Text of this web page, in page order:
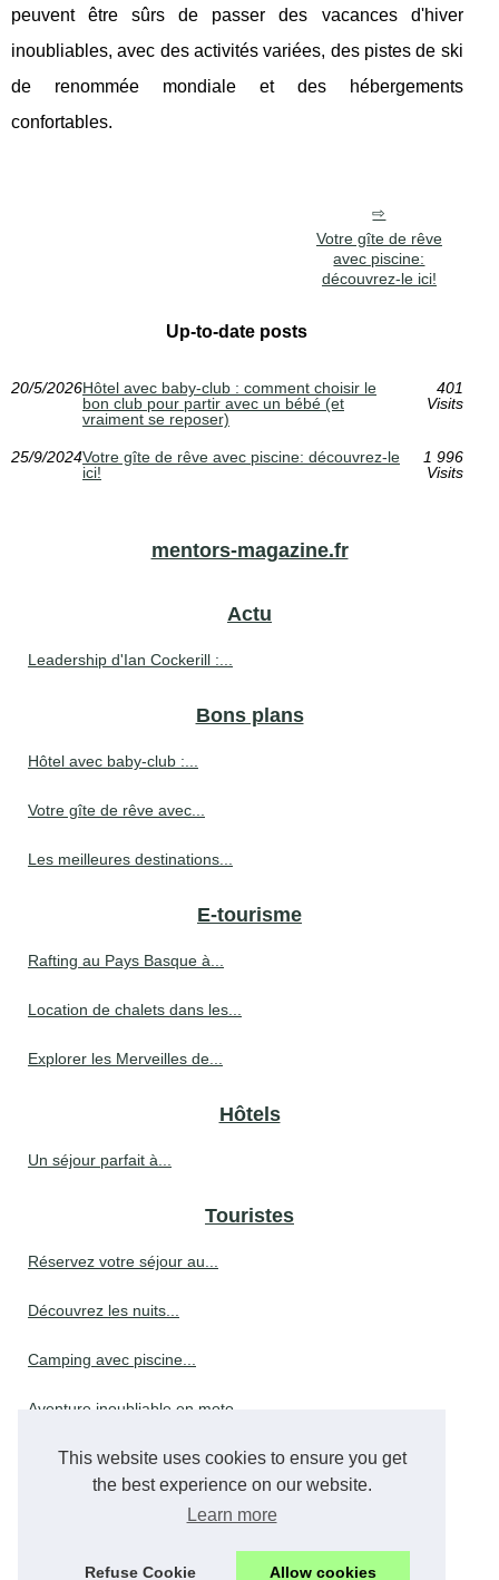
This website uses cookies to ensure you get
the best experience on our website.
Learn more
Refuse Cookie Allow cookies
peuvent être sûrs de passer des vacances d'hiver
inoubliables, avec des activités variées, des pistes de ski
de renommée mondiale et des hébergements
confortables.
Votre gîte de rêve
avec piscine:
découvrez-le ici!
Up-to-date posts
20/5/2026Hôtel avec baby-club : comment choisir le
bon club pour partir avec un bébé (et
vraiment se reposer)
401
Visits
25/9/2024Votre gîte de rêve avec piscine: découvrez-le
ici!
1 996
Visits
mentors-magazine.fr
Actu
Leadership d'Ian Cockerill :...
Bons plans
Hôtel avec baby-club :...
Votre gîte de rêve avec...
Les meilleures destinations...
E-tourisme
Rafting au Pays Basque à...
Location de chalets dans les...
Explorer les Merveilles de...
Hôtels
Un séjour parfait à...
Touristes
Réservez votre séjour au...
Découvrez les nuits...
Camping avec piscine...
Aventure inoubliable en moto...
Découvrez nos gîtes...
Les destinations phares pour...